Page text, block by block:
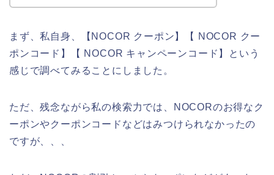
まず、私自身、【NOCOR クーポン】【 NOCOR クー
ポンコード】【 NOCOR キャンペーンコード】という
感じで調べてみることにしました。
ただ、残念ながら私の検索力では、NOCORのお得なク
ーポンやクーポンコードなどはみつけられなかったの
ですが、、、